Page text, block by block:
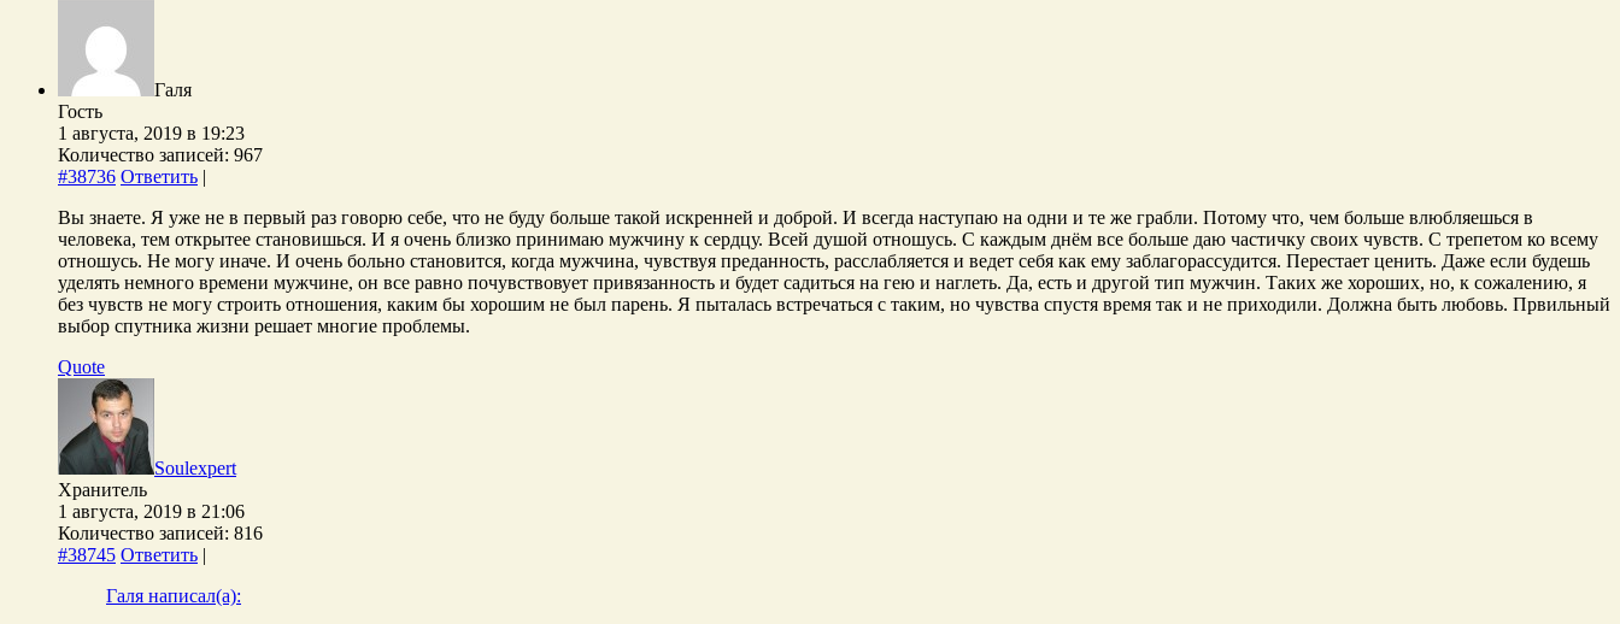
Галя
Гость
1 августа, 2019 в 19:23
Количество записей: 967
#38736 Ответить |
Вы знаете. Я уже не в первый раз говорю себе, что не буду больше такой искренней и доброй. И всегда наступаю на одни и те же грабли. Потому что, чем больше влюбляешься в
человека, тем открытее становишься. И я очень близко принимаю мужчину к сердцу. Всей душой отношусь. С каждым днём все больше даю частичку своих чувств. С трепетом ко всему
отношусь. Не могу иначе. И очень больно становится, когда мужчина, чувствуя преданность, расслабляется и ведет себя как ему заблагорассудится. Перестает ценить. Даже если будешь
уделять немного времени мужчине, он все равно почувствовует привязанность и будет садиться на гею и наглеть. Да, есть и другой тип мужчин. Таких же хороших, но, к сожалению, я
без чувств не могу строить отношения, каким бы хорошим не был парень. Я пыталась встречаться с таким, но чувства спустя время так и не приходили. Должна быть любовь. Првильный
выбор спутника жизни решает многие проблемы.
Quote
Soulexpert
Хранитель
1 августа, 2019 в 21:06
Количество записей: 816
#38745 Ответить |
Галя написал(а):